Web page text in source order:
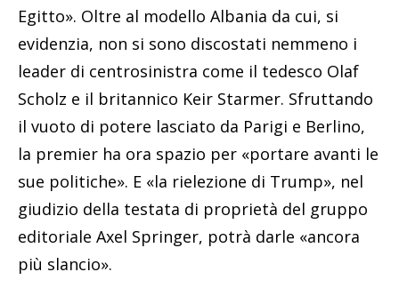
Egitto». Oltre al modello Albania da cui, si
evidenzia, non si sono discostati nemmeno i
leader di centrosinistra come il tedesco Olaf
Scholz e il britannico Keir Starmer. Sfruttando
il vuoto di potere lasciato da Parigi e Berlino,
la premier ha ora spazio per «portare avanti le
sue politiche». E «la rielezione di Trump», nel
giudizio della testata di proprietà del gruppo
editoriale Axel Springer, potrà darle «ancora
più slancio».